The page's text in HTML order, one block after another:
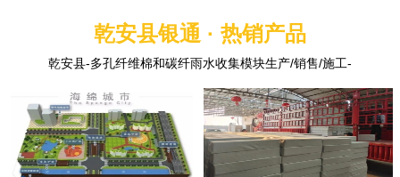
乾安县银通 · 热销产品
乾安县-多孔纤维棉和碳纤雨水收集模块生产/销售/施工-